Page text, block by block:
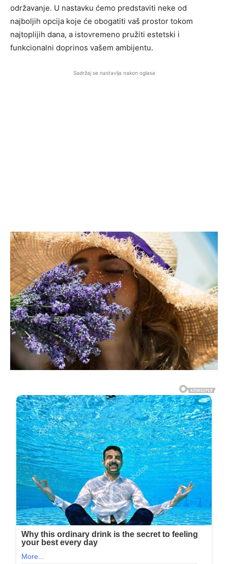
održavanje. U nastavku ćemo predstaviti neke od
najboljih opcija koje će obogatiti vaš prostor tokom
najtoplijih dana, a istovremeno pružiti estetski i
funkcionalni doprinos vašem ambijentu.
Sadržaj se nastavlja nakon oglasa